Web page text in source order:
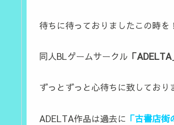
待ちに待っておりましたこの時を
同人BLゲームサークル 「ADELTA
ずっとずっと心待ちに致しており
ADELTA作品は過去に 「古書店街